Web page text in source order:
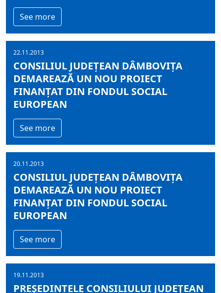
See more
22.11.2013
CONSILIUL JUDEȚEAN DÂMBOVIȚA
DEMAREAZĂ UN NOU PROIECT
FINANȚAT DIN FONDUL SOCIAL
EUROPEAN
See more
20.11.2013
CONSILIUL JUDEȚEAN DÂMBOVIȚA
DEMAREAZĂ UN NOU PROIECT
FINANȚAT DIN FONDUL SOCIAL
EUROPEAN
See more
19.11.2013
PREŞEDINTELE CONSILIULUI JUDEŢEAN